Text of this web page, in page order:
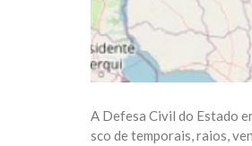
A Defesa Civil do Estado
sco de temporais, raios,